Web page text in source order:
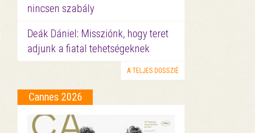
nincsen szabály
Deák Dániel: Missziónk, hogy teret
adjunk a fiatal tehetségeknek
A TELJES DOSSZIÉ
Cannes 2026